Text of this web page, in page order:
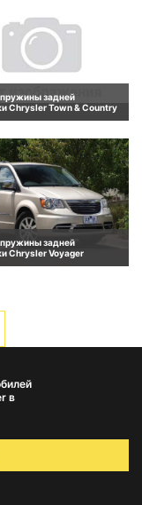
задней
Chrysler Town & Country
задней
Chrysler Voyager
в